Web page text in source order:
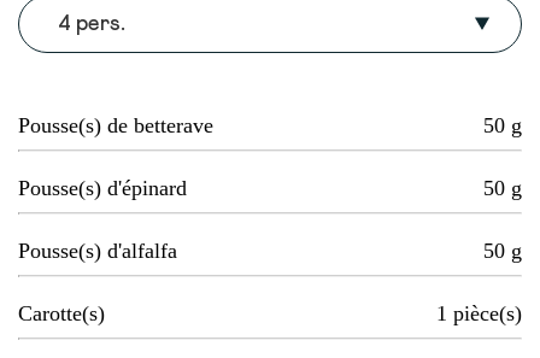
4 pers.
Pousse(s) de betterave 50 g
Pousse(s) d'épinard 50 g
Pousse(s) d'alfalfa 50 g
Carotte(s) 1 pièce(s)